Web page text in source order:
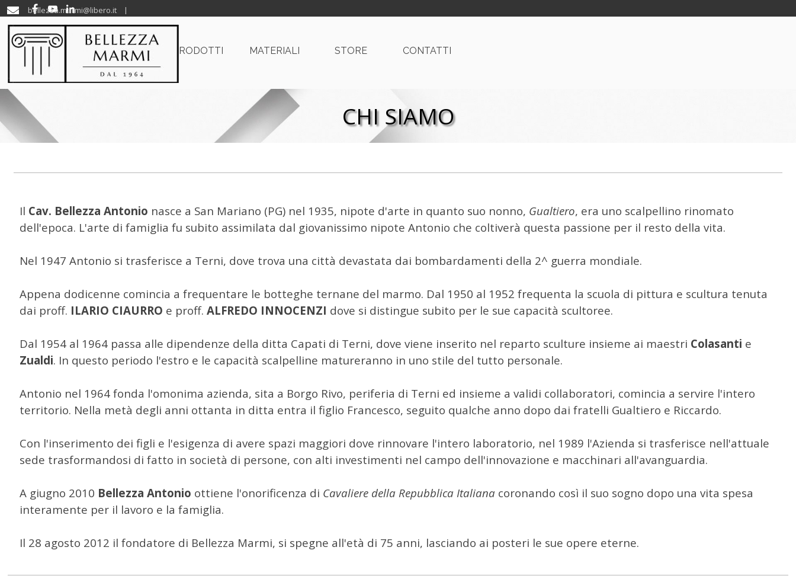
Vai ai contenuti
HOME CHI SIAMO PRODOTTI ▼
MATERIALI ▼
STORE CONTATTI
bellezza.marmi@libero.it |
CHI SIAMO
Il Cav. Bellezza Antonio nasce a San Mariano (PG) nel 1935, nipote d'arte in quanto suo nonno, Gualtiero, era uno scalpellino rinomato
dell'epoca. L'arte di famiglia fu subito assimilata dal giovanissimo nipote Antonio che coltiverà questa passione per il resto della vita.
Nel 1947 Antonio si trasferisce a Terni, dove trova una città devastata dai bombardamenti della 2^ guerra mondiale.
Appena dodicenne comincia a frequentare le botteghe ternane del marmo. Dal 1950 al 1952 frequenta la scuola di pittura e scultura tenuta
dai proff. ILARIO CIAURRO e proff. ALFREDO INNOCENZI dove si distingue subito per le sue capacità scultoree.
Dal 1954 al 1964 passa alle dipendenze della ditta Capati di Terni, dove viene inserito nel reparto sculture insieme ai maestri Colasanti e
Zualdi. In questo periodo l'estro e le capacità scalpelline matureranno in uno stile del tutto personale.
Antonio nel 1964 fonda l'omonima azienda, sita a Borgo Rivo, periferia di Terni ed insieme a validi collaboratori, comincia a servire l'intero
territorio. Nella metà degli anni ottanta in ditta entra il figlio Francesco, seguito qualche anno dopo dai fratelli Gualtiero e Riccardo.
Con l'inserimento dei figli e l'esigenza di avere spazi maggiori dove rinnovare l'intero laboratorio, nel 1989 l'Azienda si trasferisce nell'attuale
sede trasformandosi di fatto in società di persone, con alti investimenti nel campo dell'innovazione e macchinari all'avanguardia.
A giugno 2010 Bellezza Antonio ottiene l'onorificenza di Cavaliere della Repubblica Italiana coronando così il suo sogno dopo una vita spesa
interamente per il lavoro e la famiglia.
Il 28 agosto 2012 il fondatore di Bellezza Marmi, si spegne all'età di 75 anni, lasciando ai posteri le sue opere eterne.